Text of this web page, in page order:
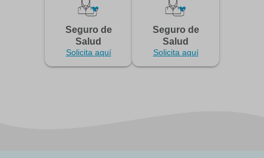
Seguro de
Salud
Solicita aquí
Seguro de
Salud
Solicita aquí